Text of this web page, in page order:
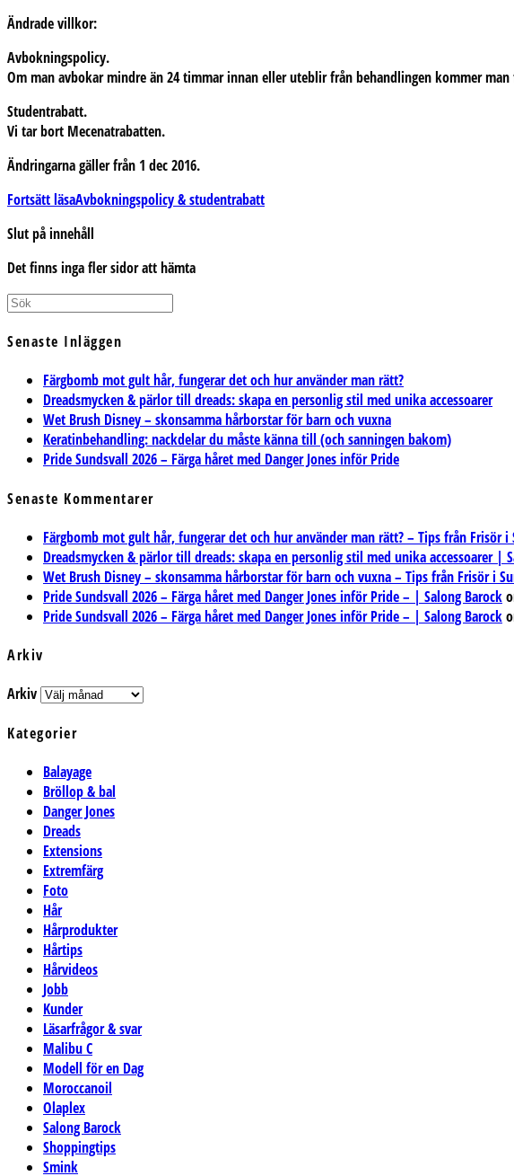
Ändrade villkor:
Avbokningspolicy.
Om man avbokar mindre än 24 timmar innan eller uteblir från behandlingen kommer
Studentrabatt.
Vi tar bort Mecenatrabatten.
Ändringarna gäller från 1 dec 2016.
Fortsätt läsaAvbokningspolicy & studentrabatt
Slut på innehåll
Det finns inga fler sidor att hämta
Senaste Inläggen
Färgbomb mot gult hår, fungerar det och hur använder man rätt?
Dreadsmycken & pärlor till dreads: skapa en personlig stil med unika accessoarer
Wet Brush Disney – skonsamma hårborstar för barn och vuxna
Keratinbehandling: nackdelar du måste känna till (och sanningen bakom)
Pride Sundsvall 2026 – Färga håret med Danger Jones inför Pride
Senaste Kommentarer
Färgbomb mot gult hår, fungerar det och hur använder man rätt? – Tips från Frisör
Dreadsmycken & pärlor till dreads: skapa en personlig stil med unika accessoarer |
Wet Brush Disney – skonsamma hårborstar för barn och vuxna – Tips från Frisör i
Pride Sundsvall 2026 – Färga håret med Danger Jones inför Pride – | Salong Barock
Pride Sundsvall 2026 – Färga håret med Danger Jones inför Pride – | Salong Barock
Arkiv
Arkiv
Kategorier
Balayage
Bröllop & bal
Danger Jones
Dreads
Extensions
Extremfärg
Foto
Hår
Hårprodukter
Hårtips
Hårvideos
Jobb
Kunder
Läsarfrågor & svar
Malibu C
Modell för en Dag
Moroccanoil
Olaplex
Salong Barock
Shoppingtips
Smink